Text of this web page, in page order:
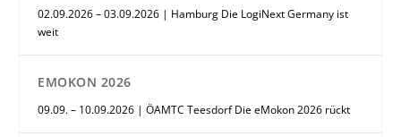
02.09.2026 – 03.09.2026 | Hamburg Die LogiNext Germany ist
weit
EMOKON 2026
09.09. – 10.09.2026 | ÖAMTC Teesdorf Die eMokon 2026 rückt